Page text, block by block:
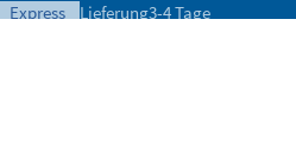
express
Lieferung3-4 Tage